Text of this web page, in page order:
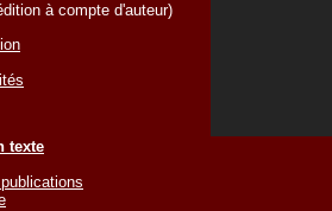
à compte d'auteur)
texte